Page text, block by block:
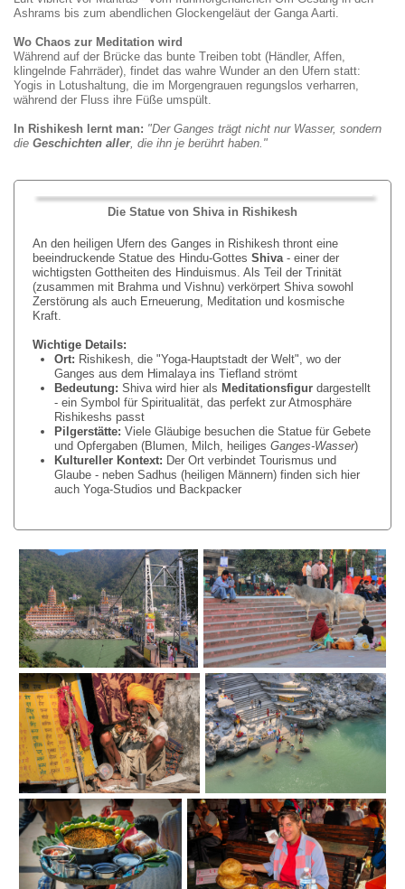
Ashrams bis zum abendlichen Glockengeläut der Ganga Aarti.
Wo Chaos zur Meditation wird
Während auf der Brücke das bunte Treiben tobt (Händler, Affen,
klingelnde Fahrräder), findet das wahre Wunder an den Ufern statt:
Yogis in Lotushaltung, die im Morgengrauen regungslos verharren,
während der Fluss ihre Füße umspült.
In Rishikesh lernt man: "Der Ganges trägt nicht nur Wasser, sondern
die Geschichten aller, die ihn je berührt haben."
Die Statue von Shiva in Rishikesh
An den heiligen Ufern des Ganges in Rishikesh thront eine
beeindruckende Statue des Hindu-Gottes Shiva- einer der
wichtigsten Gottheiten des Hinduismus. Als Teil der Trinität
(zusammen mit Brahma und Vishnu) verkörpert Shiva sowohl
Zerstörung als auch Erneuerung, Meditation und kosmische
Kraft.
Wichtige Details:
Ort: Rishikesh, die "Yoga-Hauptstadt der Welt", wo der
Ganges aus dem Himalaya ins Tiefland strömt
Bedeutung: Shiva wird hier als Meditationsfigur dargestellt
- ein Symbol für Spiritualität, das perfekt zur Atmosphäre
Rishikeshs passt
Pilgerstätte: Viele Gläubige besuchen die Statue für Gebete
und Opfergaben (Blumen, Milch, heiliges Ganges-Wasser)
Kultureller Kontext: Der Ort verbindet Tourismus und
Glaube - neben Sadhus (heiligen Männern) finden sich hier
auch Yoga-Studios und Backpacker